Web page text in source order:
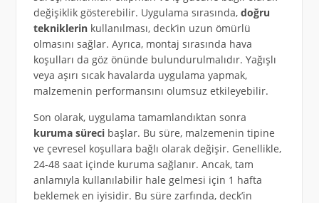
değişiklik gösterebilir. Uygulama sırasında, doğru
tekniklerinkullanılması, deck’in uzun ömürlü
olmasını sağlar. Ayrıca, montaj sırasında hava
koşulları da göz önünde bulundurulmalıdır. Yağışlı
veya aşırı sıcak havalarda uygulama yapmak,
malzemenin performansını olumsuz etkileyebilir.
Son olarak, uygulama tamamlandıktan sonra
kuruma sürecibaşlar. Bu süre, malzemenin tipine
ve çevresel koşullara bağlı olarak değişir. Genellikle,
24-48 saat içinde kuruma sağlanır. Ancak, tam
anlamıyla kullanılabilir hale gelmesi için 1 hafta
beklemek en iyisidir. Bu süre zarfında, deck’in